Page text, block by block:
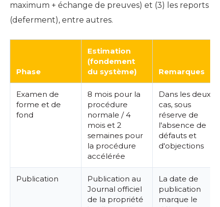
maximum + échange de preuves) et (3) les reports
(deferment), entre autres.
Phase
Estimation
(fondement
du système)
Remarques
Examen de
forme et de
fond
8 mois pour la
procédure
normale / 4
mois et 2
semaines pour
la procédure
accélérée
Dans les deux
cas, sous
réserve de
l'absence de
défauts et
d'objections
Publication
Publication au
Journal officiel
de la propriété
La date de
publication
marque le